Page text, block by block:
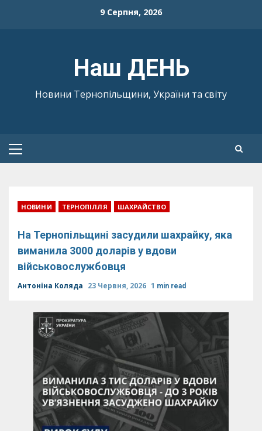
9 Серпня, 2026
Наш ДЕНЬ
Новини Тернопільщини, України та світу
Primary
НОВИНИ ТЕРНОПІЛЛЯ ШАХРАЙСТВО
На Тернопільщині засудили шахрайку, яка
виманила 3000 доларів у вдови
військовослужбовця
Антоніна Коляда 23 Червня, 2026 1 min read